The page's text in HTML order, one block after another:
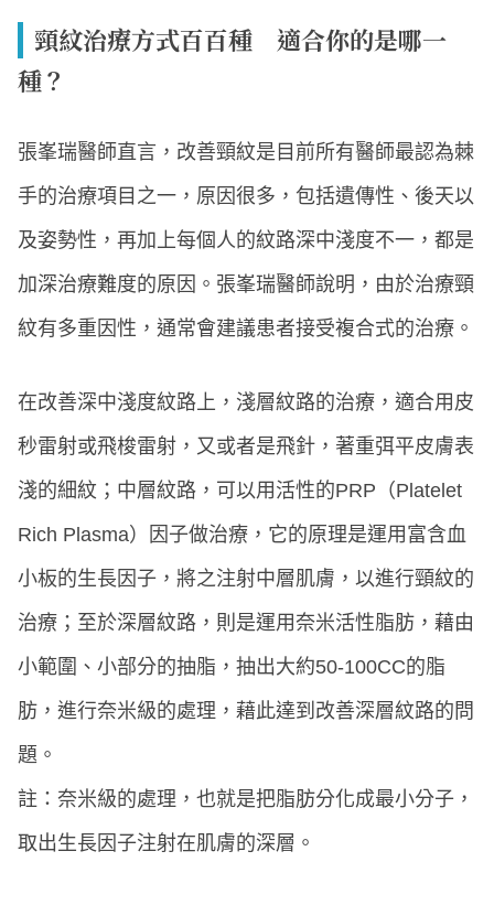
頸紋治療方式百百種 適合你的是哪一
種？
張峯瑞醫師直言，改善頸紋是目前所有醫師最認為棘
手的治療項目之一，原因很多，包括遺傳性、後天以
及姿勢性，再加上每個人的紋路深中淺度不一，都是
加深治療難度的原因。張峯瑞醫師說明，由於治療頸
紋有多重因性，通常會建議患者接受複合式的治療。
在改善深中淺度紋路上，淺層紋路的治療，適合用皮
秒雷射或飛梭雷射，又或者是飛針，著重弭平皮膚表
淺的細紋；中層紋路，可以用活性的PRP（Platelet
Rich Plasma）因子做治療，它的原理是運用富含血
小板的生長因子，將之注射中層肌膚，以進行頸紋的
治療；至於深層紋路，則是運用奈米活性脂肪，藉由
小範圍、小部分的抽脂，抽出大約50-100CC的脂
肪，進行奈米級的處理，藉此達到改善深層紋路的問
題。
註：奈米級的處理，也就是把脂肪分化成最小分子，
取出生長因子注射在肌膚的深層。